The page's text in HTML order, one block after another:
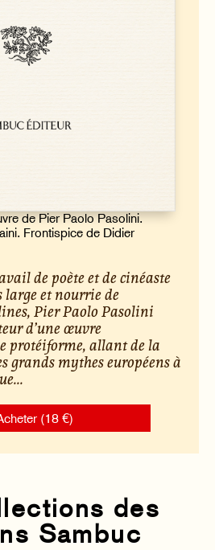
de Pier Paolo Pasolini.
Frontispice de Didier
de poète et de cinéaste
large et nourrie de
Pier Paolo Pasolini
d’une œuvre
protéiforme, allant de la
grands mythes européens à
(18 €)
des
Sambuc